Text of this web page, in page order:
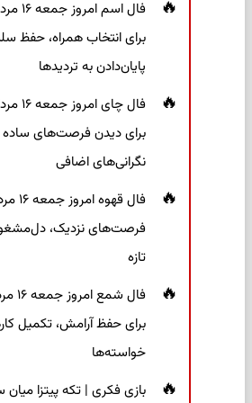
برای انتخاب همراه، حفظ
پایان‌دادن به تردیدها
برای دیدن فرصت‌های ساده
نگرانی‌های اضافی
فرصت‌های نزدیک،
تازه
برای حفظ آرامش، تکمیل
خواسته‌ها
بازی فکری | تکه پیتزا